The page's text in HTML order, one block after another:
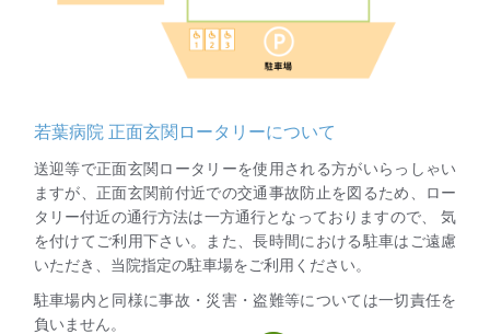
若葉病院 正面玄関ロータリーについて
送迎等で正面玄関ロータリーを使用される方がいらっしゃい
ますが、正面玄関前付近での交通事故防止を図るため、ロー
タリー付近の通行方法は一方通行となっておりますので、 気
を付けてご利用下さい。また、長時間における駐車はご遠慮
いただき、当院指定の駐車場をご利用ください。
駐車場内と同様に事故・災害・盗難等については一切責任を
負いません。